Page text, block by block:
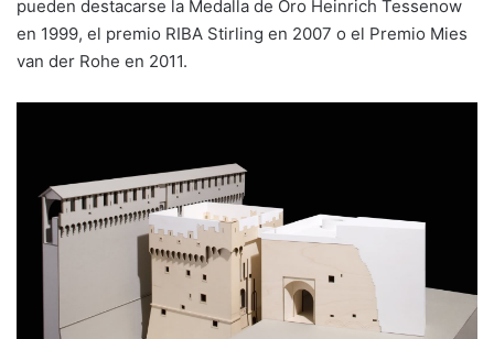
pueden destacarse la Medalla de Oro Heinrich Tessenow
en 1999, el premio RIBA Stirling en 2007 o el Premio Mies
van der Rohe en 2011.